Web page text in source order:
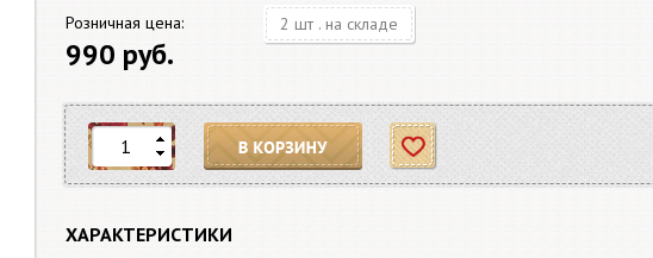
Розничная цена:
990 руб.
2 шт . на складе
В корзину Отложить
ХАРАКТЕРИСТИКИ